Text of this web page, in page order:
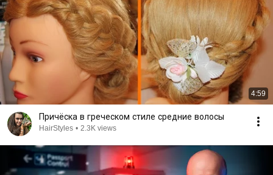
4:59
Причёска в греческом стиле средние волосы
HairStyles • 2.3K views